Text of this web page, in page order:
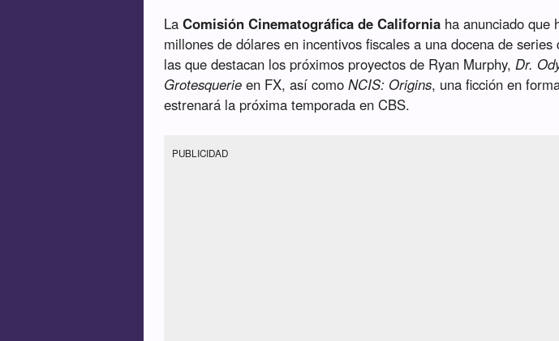
LaComisión Cinematográfica de California ha anunciado que
millones de dólares en incentivos fiscales a una docena de
las que destacan los próximos proyectos de Ryan Murphy,Dr.
Grotesquerie en FX, así comoNCIS: Origins, una ficción en
estrenará la próxima temporada en CBS.
PUBLICIDAD